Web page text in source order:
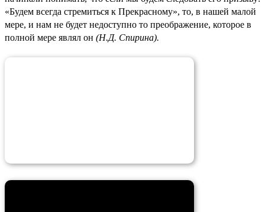
«Будем всегда стремиться к Прекрасному», то, в нашей малой
мере, и нам не будет недоступно то преображение, которое в
полной мере являл он (Н.Д. Спирина).